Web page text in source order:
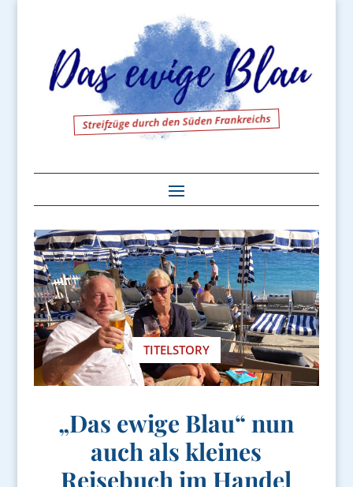
Streifzüge durch den Süden Frankreichs
TITELSTORY
„Das ewige Blau“ nun
auch als kleines
Reisebuch im Handel